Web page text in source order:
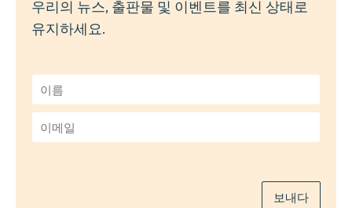
우리의 뉴스, 출판물 및 이벤트를 최신 상태로
유지하세요.
름
*
메
보내다